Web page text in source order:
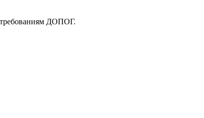
требованиям ДОПОГ.